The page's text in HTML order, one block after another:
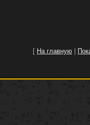
[ На главную